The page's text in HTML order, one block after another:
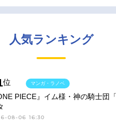
人気ランキング
位
PIECE』イム様・神の騎士団
08-06 16:30
マンガ・ラノベ